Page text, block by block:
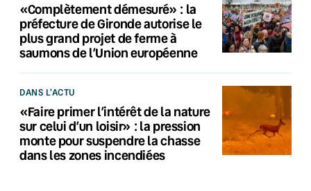
«Complètement démesuré» : la
préfecture de Gironde autorise le
plus grand projet de ferme à
saumons de l’Union européenne
DANS L'ACTU
«Faire primer l’intérêt de la nature
sur celui d’un loisir» : la pression
monte pour suspendre la chasse
dans les zones incendiées